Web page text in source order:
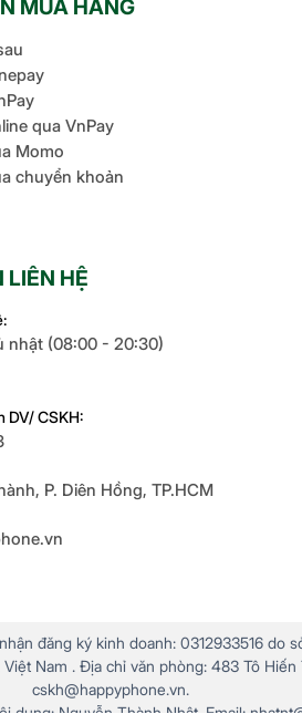
MUA HÀNG
qua VnPay
Momo
chuyển khoản
LIÊN HỆ
nhật (08:00 - 20:30)
DV/ CSKH:
P. Diên Hồng, TP.HCM
đăng ký kinh doanh: 0312933516 do
Nam . Địa chỉ văn phòng: 483 Tô
cskh@happyphone.vn.